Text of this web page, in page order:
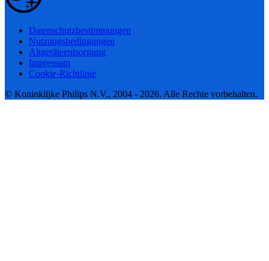
Datenschutzbestimmungen
Nutzungsbedingungen
Altgeräteentsorgung
Impressum
Cookie-Richtlinie
© Koninklijke Philips N.V., 2004 - 2026. Alle Rechte vorbehalten.